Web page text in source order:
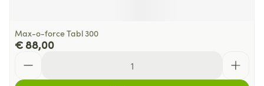
Max-o-force Tabl 300
€ 88,00